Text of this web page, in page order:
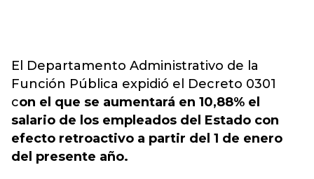
El Departamento Administrativo de la
Función Pública expidió el Decreto 0301
con el que se aumentará en 10,88% el
salario de los empleados del Estado con
efecto retroactivo a partir del 1 de enero
del presente año.